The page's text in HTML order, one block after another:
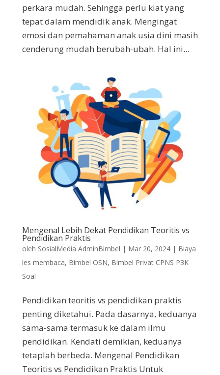
perkara mudah. Sehingga perlu kiat yang
tepat dalam mendidik anak. Mengingat
emosi dan pemahaman anak usia dini masih
cenderung mudah berubah-ubah. Hal ini...
Mengenal Lebih Dekat Pendidikan Teoritis vs
Pendidikan Praktis
oleh SosialMedia AdminBimbel | Mar 20, 2024| Biaya
les membaca, Bimbel OSN, Bimbel Privat CPNS P3K
Soal
Pendidikan teoritis vs pendidikan praktis
penting diketahui. Pada dasarnya, keduanya
sama-sama termasuk ke dalam ilmu
pendidikan. Kendati demikian, keduanya
tetaplah berbeda. Mengenal Pendidikan
Teoritis vs Pendidikan Praktis Untuk